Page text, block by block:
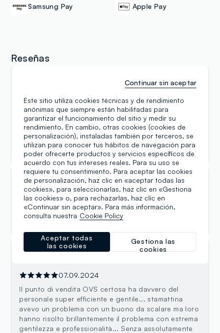
Samsung Pay Apple Pay
Reseñas
06.09.2025
Personale sempre gentile e disponibile. Segnalo in
particolare una commessa minuta con capelli lunghi
e frangetta di cui non conosco il nome ma che più di
una volta mi ha servito. Veramente squisita
Melissa
22.12.2024
Sempre gentili
07.09.2024
Il punto di vendita OVS certosa ha davvero del
personale super efficiente e gentile... stamattina
avevo un problema con un buono da scalare ma loro
hanno risolto brillantemente il problema con estrema
gentilezza e professionalità... Senza assolutamente
Este sitio utiliza cookies técnicas y de rendimiento
anónimas que siempre están habilitadas para
garantizar el funcionamiento del sitio y medir su
rendimiento. En cambio, otras cookies (cookies de
personalización), instaladas también por terceros, se
utilizan para conocer tus hábitos de navegación para
poder ofrecerte productos y servicios específicos de
acuerdo con tus intereses reales. Para su uso se
requiere tu consentimiento. Para aceptar las cookies
de personalización, haz clic en «aceptar todas las
cookies», para seleccionarlas, haz clic en «Gestiona
las cookies» o, para rechazarlas, haz clic en
«Continuar sin aceptar». Para más información,
consulta nuestra Cookie Policy
Gestiona las
cookies
Aceptar todas
las cookies
Continuar sin aceptar